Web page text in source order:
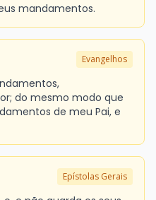
mandamentos.
Evangelhos
do mesmo modo que
de meu Pai, e
Epístolas Gerais